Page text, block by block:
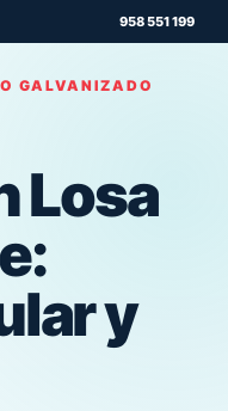
958 551 199
GALVANIZADO
Losa
y